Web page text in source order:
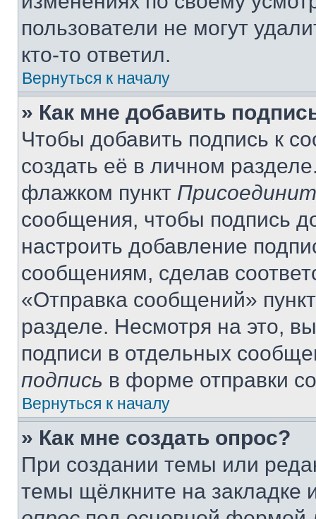
пользователи не могут
кто-то ответил.
Вернуться к началу
» Как мне добавить
Чтобы добавить подпись к
создать её в личном
флажком пункт
сообщения, чтобы подпись
настроить добавление
сообщениям, сделав
«Отправка сообщений»
разделе. Несмотря на это,
подписи в отдельных
подпись в форме отправки
Вернуться к началу
» Как мне создать опрос?
При создании темы или
темы щёлкните на